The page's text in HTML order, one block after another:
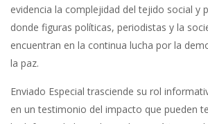
evidencia la complejidad del tejido social y
donde figuras políticas, periodistas y la
encuentran en la continua lucha por la
la paz.
Enviado Especial trasciende su rol
en un testimonio del impacto que pueden